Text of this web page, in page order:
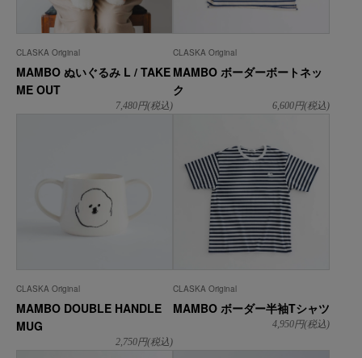
CLASKA Original
MAMBO ぬいぐるみ L / TAKE
ME OUT
7,480円(税込)
CLASKA Original
MAMBO ボーダーボートネッ
ク
6,600円(税込)
CLASKA Original
MAMBO DOUBLE HANDLE
MUG
2,750円(税込)
CLASKA Original
MAMBO ボーダー半袖Tシャツ
4,950円(税込)